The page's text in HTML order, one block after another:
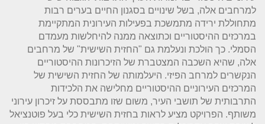
למרחבים אלה, בשל שינויים בסגנון החיים בערים רבות
מתחוללת ירידה מתמשכת בפעילות העירונית המתקיימת
במרכזים ההיסטוריים וכתוצאה ממנה להיחלשות מעמדם
הסמלי. כך הולכת ונעלמת גם "החזית השישית" של מרחבים
אלה, שהיא השכבה המצטברת של הזיכרונות ההיסטוריים
הנקשרים למרחב הפיזי. היעלמותה של החזית השישית של
המרכזים העירוניים ההיסטוריים מחלישה את הלכידות
התרבותית של תושבי העיר, משום שזו מתבססת על זיכרון עירוני
משותף. הפרויקט מציע לראות בחזית השישית כלי בעל פוטנציאל